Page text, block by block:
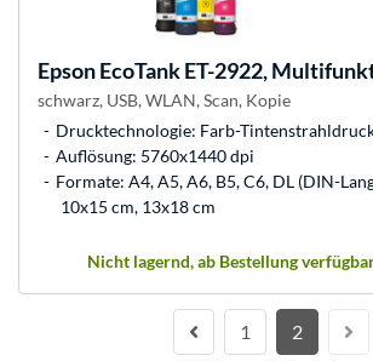
EpsonEcoTank ET-2922,
schwarz, USB, WLAN, Scan, Kopie
Drucktechnologie: Farb-
Auflösung: 5760x1440 dpi
Formate: A4, A5, A6, B5, C6, DL (DIN-
10x15 cm, 13x18 cm
Nicht lagernd, ab Bestellung
1 2